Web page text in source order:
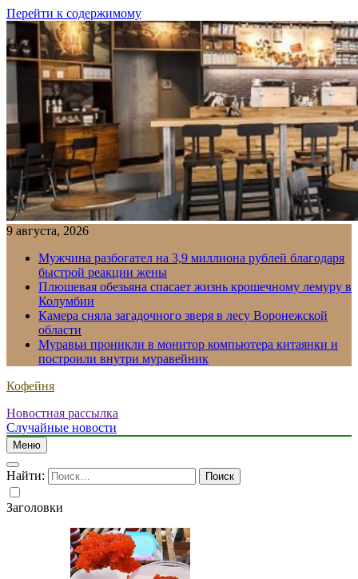
Перейти к содержимому
9 августа, 2026
Мужчина разбогател на 3,9 миллиона рублей благодаря
быстрой реакции жены
Плюшевая обезьяна спасает жизнь крошечному лемуру в
Колумбии
Камера сняла загадочного зверя в лесу Воронежской
области
Муравьи проникли в монитор компьютера китаянки и
построили внутри муравейник
Кофейня
Новостная рассылка
Случайные новости
Меню
Найти:
Заголовки